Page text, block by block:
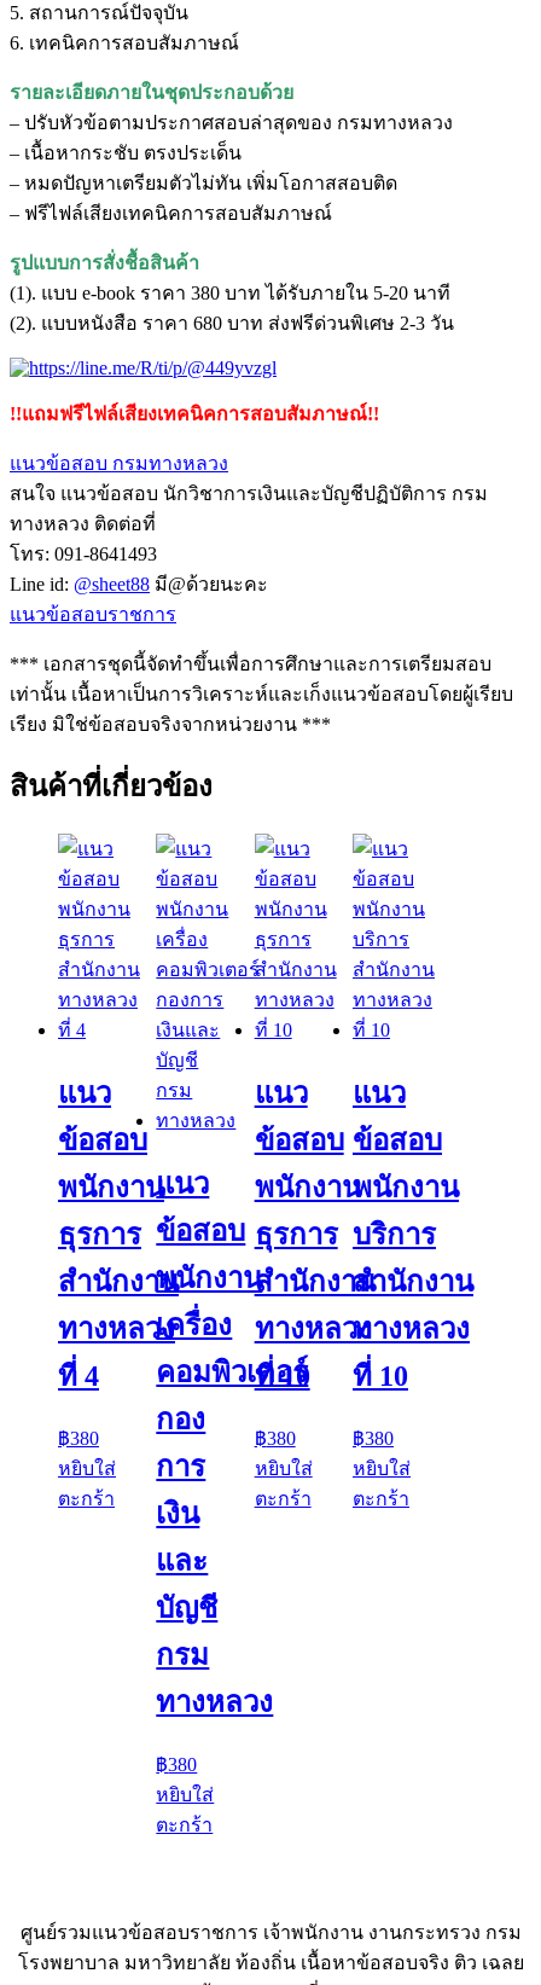
5. สถานการณ์ปัจจุบัน
6. เทคนิคการสอบสัมภาษณ์
รายละเอียดภายในชุดประกอบด้วย
– ปรับหัวข้อตามประกาศสอบล่าสุดของ กรมทางหลวง
– เนื้อหากระชับ ตรงประเด็น
– หมดปัญหาเตรียมตัวไม่ทัน เพิ่มโอกาสสอบติด
– ฟรีไฟล์เสียงเทคนิคการสอบสัมภาษณ์
รูปแบบการสั่งชื้อสินค้า
(1). แบบ e-book ราคา 380 บาท ได้รับภายใน 5-20 นาที
(2). แบบหนังสือ ราคา 680 บาท ส่งฟรีด่วนพิเศษ 2-3 วัน
!!แถมฟรีไฟล์เสียงเทคนิคการสอบสัมภาษณ์!!
แนวข้อสอบ กรมทางหลวง
สนใจ แนวข้อสอบ นักวิชาการเงินและบัญชีปฏิบัติการ กรม
ทางหลวง ติดต่อที่
โทร: 091-8641493
Line id: @sheet88 มี@ด้วยนะคะ
แนวข้อสอบราชการ
*** เอกสารชุดนี้จัดทำขึ้นเพื่อการศึกษาและการเตรียมสอบ
เท่านั้น เนื้อหาเป็นการวิเคราะห์และเก็งแนวข้อสอบโดยผู้เรียบ
เรียง มิใช่ข้อสอบจริงจากหน่วยงาน ***
สินค้าที่เกี่ยวข้อง
แนว
ข้อสอบ
พนักงาน
ธุรการ
สำนักงาน
ทางหลวง
ที่ 4
฿380
หยิบใส่
ตะกร้า
แนว
ข้อสอบ
พนักงาน
เครื่อง
คอมพิวเตอร์
กอง
การ
เงิน
และ
บัญชี
กรม
ทางหลวง
฿380
หยิบใส่
ตะกร้า
แนว
ข้อสอบ
พนักงาน
ธุรการ
สำนักงาน
ทางหลวง
ที่ 10
฿380
หยิบใส่
ตะกร้า
แนว
ข้อสอบ
พนักงาน
บริการ
สำนักงาน
ทางหลวง
ที่ 10
฿380
หยิบใส่
ตะกร้า
ศูนย์รวมแนวข้อสอบราชการ เจ้าพนักงาน งานกระทรวง กรม
โรงพยาบาล มหาวิทยาลัย ท้องถิ่น เนื้อหาข้อสอบจริง ติว เฉลย